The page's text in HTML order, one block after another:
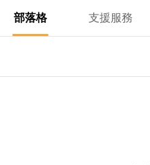
部落格 支援服務